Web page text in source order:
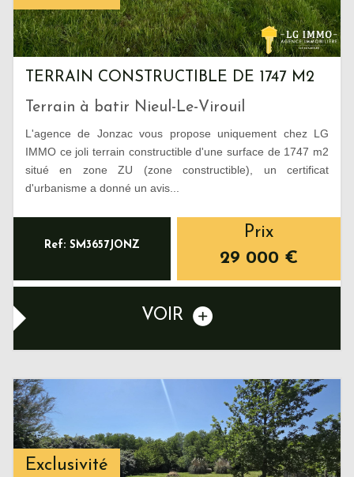
TERRAIN CONSTRUCTIBLE DE 1747 M2
Terrain à batir Nieul-Le-Virouil
L'agence de Jonzac vous propose uniquement chez LG
IMMO ce joli terrain constructible d'une surface de 1747 m2
situé en zone ZU (zone constructible), un certificat
d'urbanisme a donné un avis...
Ref: SM3657JONZ
Prix
29 000 €
VOIR
Exclusivité